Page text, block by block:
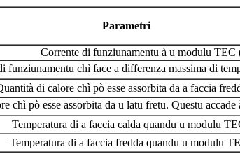
Parametri
Corrente di funziunamentu à u modulu TEC
funziunamentu chì face a differenza massima di
di calore chì pò esse assorbita da a faccia
chì pò esse assorbita da u latu fretu. Questu
Temperatura di a faccia calda quandu u modulu
Temperatura di a faccia fredda quandu u modulu